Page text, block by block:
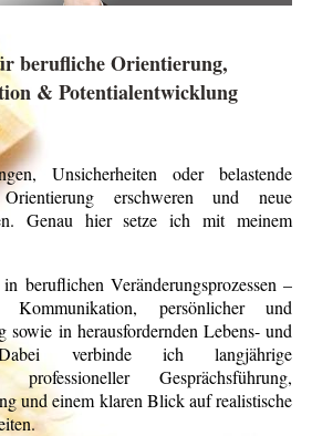
berufliche Orientierung,
& Potentialentwicklung
Unsicherheiten oder belastende
erschweren und neue
Genau hier setze ich mit meinem
beruflichen Veränderungsprozessen –
Kommunikation, persönlicher und
in herausfordernden Lebens- und
Dabei verbinde ich langjährige
Gesprächsführung,
und einem klaren Blick auf realistische